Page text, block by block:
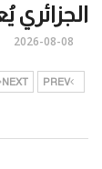
الجزائري
2026-08-08
PREV
NEXT